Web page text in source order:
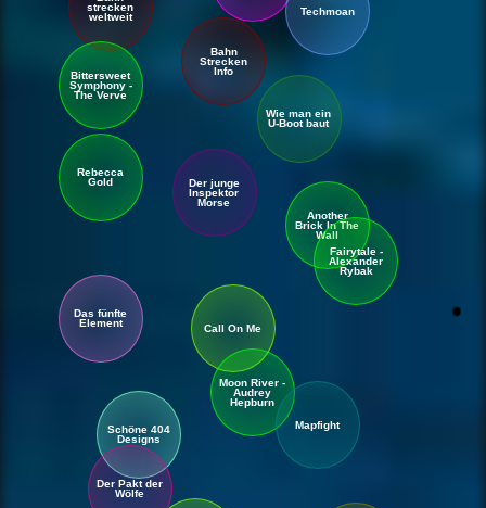
strecken
weltweit Techmoan
Bittersweet
Symphony -
The Verve
Bahn
Strecken
Info
Wie man ein
U-Boot baut
Rebecca
Gold
Der junge
Inspektor
Morse
Another
Brick In The
Wall
Das fünfte
Element
Call On Me
Fairytale -
Alexander
Rybak
Schöne 404
Designs
Moon River -
Audrey
Hepburn
Mapfight
Der Pakt der
Wölfe